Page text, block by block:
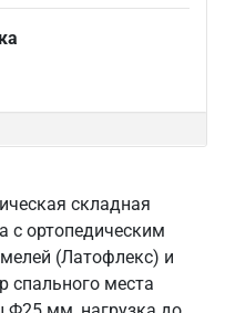
складная
с ортопедическим
(Латофлекс) и
спального места